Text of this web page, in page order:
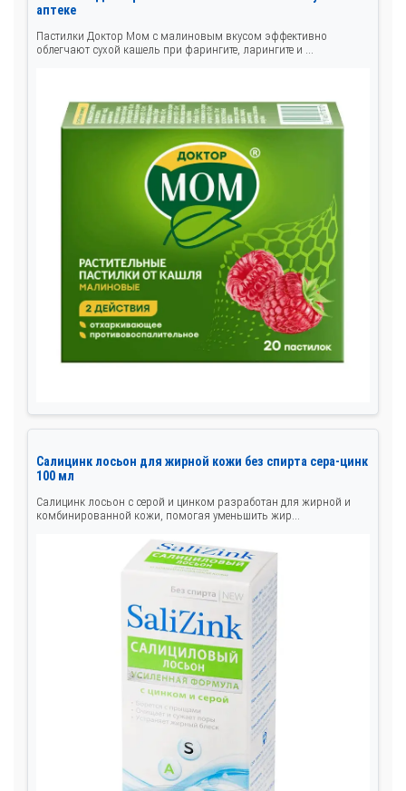
аптеке
Пастилки Доктор Мом с малиновым вкусом эффективно
облегчают сухой кашель при фарингите, ларингите и ...
Салицинк лосьон для жирной кожи без спирта сера-цинк
100 мл
Салицинк лосьон с серой и цинком разработан для жирной и
комбинированной кожи, помогая уменьшить жир...